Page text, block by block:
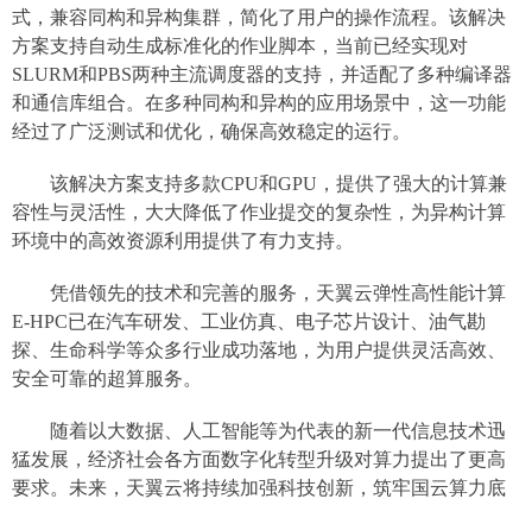
式，兼容同构和异构集群，简化了用户的操作流程。该解决
方案支持自动生成标准化的作业脚本，当前已经实现对
SLURM和PBS两种主流调度器的支持，并适配了多种编译器
和通信库组合。在多种同构和异构的应用场景中，这一功能
经过了广泛测试和优化，确保高效稳定的运行。
该解决方案支持多款CPU和GPU，提供了强大的计算兼
容性与灵活性，大大降低了作业提交的复杂性，为异构计算
环境中的高效资源利用提供了有力支持。
凭借领先的技术和完善的服务，天翼云弹性高性能计算
E-HPC已在汽车研发、工业仿真、电子芯片设计、油气勘
探、生命科学等众多行业成功落地，为用户提供灵活高效、
安全可靠的超算服务。
随着以大数据、人工智能等为代表的新一代信息技术迅
猛发展，经济社会各方面数字化转型升级对算力提出了更高
要求。未来，天翼云将持续加强科技创新，筑牢国云算力底